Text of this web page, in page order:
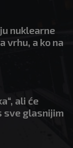
nuklearne
vrhu, a ko na
ali će
sve glasnijim